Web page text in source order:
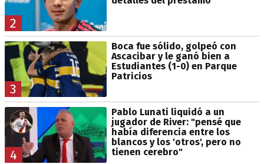
2
3
Boca fue sólido, golpeó con
Ascacibar y le ganó bien a
Estudiantes (1-0) en Parque
Patricios
4
Pablo Lunati liquidó a un
jugador de River: "pensé que
había diferencia entre los
blancos y los 'otros', pero no
tienen cerebro"